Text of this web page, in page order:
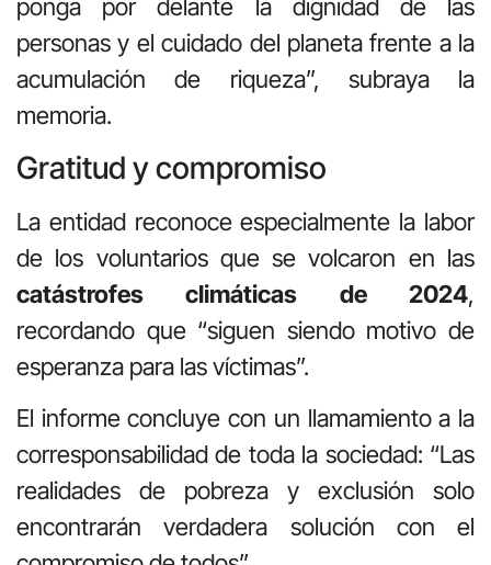
ponga por delante la dignidad de las
personas y el cuidado del planeta frente a la
acumulación de riqueza”, subraya la
memoria.
Gratitud y compromiso
La entidad reconoce especialmente la labor
de los voluntarios que se volcaron en las
catástrofes climáticas de 2024,
recordando que “siguen siendo motivo de
esperanza para las víctimas”.
El informe concluye con un llamamiento a la
corresponsabilidad de toda la sociedad: “Las
realidades de pobreza y exclusión solo
encontrarán verdadera solución con el